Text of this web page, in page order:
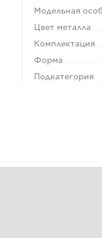
Модельная
Цвет металла
Комплектация
Форма
Подкатегория